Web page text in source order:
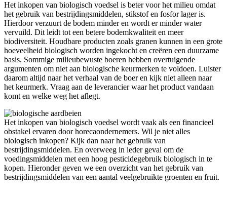
Het inkopen van biologisch voedsel is beter voor het milieu omdat
het gebruik van bestrijdingsmiddelen, stikstof en fosfor lager is.
Hierdoor verzuurt de bodem minder en wordt er minder water
vervuild. Dit leidt tot een betere bodemkwaliteit en meer
biodiversiteit. Houdbare producten zoals granen kunnen in een grote
hoeveelheid biologisch worden ingekocht en creëren een duurzame
basis. Sommige milieubewuste boeren hebben overtuigende
argumenten om niet aan biologische keurmerken te voldoen. Luister
daarom altijd naar het verhaal van de boer en kijk niet alleen naar
het keurmerk. Vraag aan de leverancier waar het product vandaan
komt en welke weg het aflegt.
Het inkopen van biologisch voedsel wordt vaak als een financieel
obstakel ervaren door horecaondernemers. Wil je niet alles
biologisch inkopen? Kijk dan naar het gebruik van
bestrijdingsmiddelen. En overweeg in ieder geval om de
voedingsmiddelen met een hoog pesticidegebruik biologisch in te
kopen. Hieronder geven we een overzicht van het gebruik van
bestrijdingsmiddelen van een aantal veelgebruikte groenten en fruit.